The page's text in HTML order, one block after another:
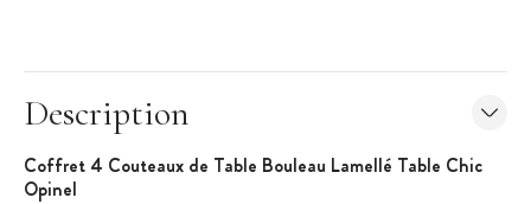
Description
Coffret 4 Couteaux de Table Bouleau Lamellé Table Chic
Opinel